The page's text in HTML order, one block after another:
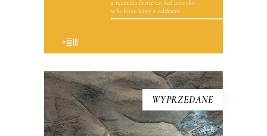
WYPRZEDANE